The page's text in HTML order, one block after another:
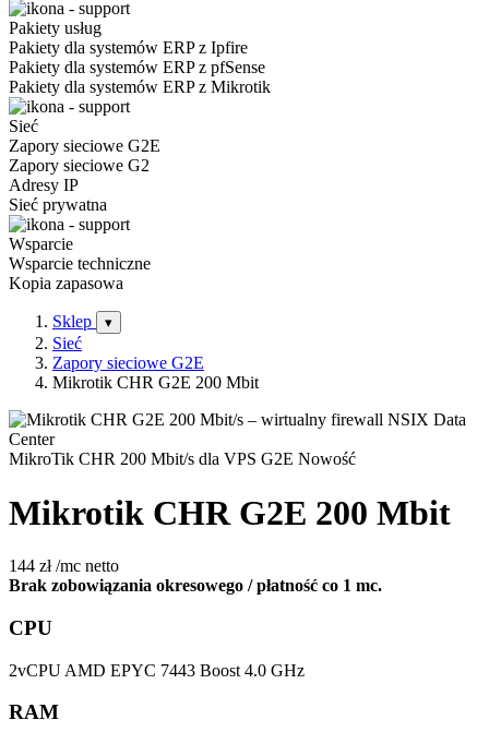
Pakiety usług
Pakiety dla systemów ERP z Ipfire
Pakiety dla systemów ERP z pfSense
Pakiety dla systemów ERP z Mikrotik
Sieć
Zapory sieciowe G2E
Zapory sieciowe G2
Adresy IP
Sieć prywatna
Wsparcie
Wsparcie techniczne
Kopia zapasowa
Sklep ▾
Sieć
Zapory sieciowe G2E
Mikrotik CHR G2E 200 Mbit
MikroTik CHR 200 Mbit/s dla VPS G2E Nowość
Mikrotik CHR G2E 200 Mbit
144 zł /mc netto
Brak zobowiązania okresowego / płatność co 1 mc.
CPU
2vCPU AMD EPYC 7443 Boost 4.0 GHz
RAM